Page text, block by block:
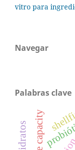
vitro para
Navegar
Palabras clave